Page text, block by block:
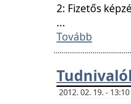
2: Fizetős
...
Tovább
2012. 02. 19. -